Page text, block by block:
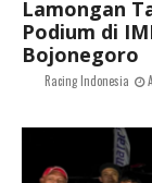
Lamongan
Podium di
Bojonegoro
Racing Indonesia